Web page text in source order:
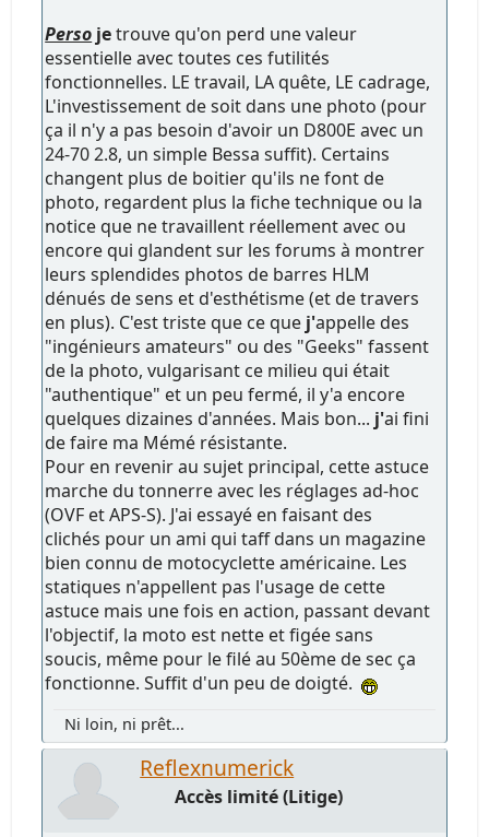
Perso jetrouve qu'on perd une valeur
essentielle avec toutes ces futilités
fonctionnelles. LE travail, LA quête, LE cadrage,
L'investissement de soit dans une photo (pour
ça il n'y a pas besoin d'avoir un D800E avec un
24-70 2.8, un simple Bessa suffit). Certains
changent plus de boitier qu'ils ne font de
photo, regardent plus la fiche technique ou la
notice que ne travaillent réellement avec ou
encore qui glandent sur les forums à montrer
leurs splendides photos de barres HLM
dénués de sens et d'esthétisme (et de travers
en plus). C'est triste que ce que j'appelle des
"ingénieurs amateurs" ou des "Geeks" fassent
de la photo, vulgarisant ce milieu qui était
"authentique" et un peu fermé, il y'a encore
quelques dizaines d'années. Mais bon... j'ai fini
de faire ma Mémé résistante.
Pour en revenir au sujet principal, cette astuce
marche du tonnerre avec les réglages ad-hoc
(OVF et APS-S). J'ai essayé en faisant des
clichés pour un ami qui taff dans un magazine
bien connu de motocyclette américaine. Les
statiques n'appellent pas l'usage de cette
astuce mais une fois en action, passant devant
l'objectif, la moto est nette et figée sans
soucis, même pour le filé au 50ème de sec ça
fonctionne. Suffit d'un peu de doigté.
Ni loin, ni prêt...
Reflexnumerick
Accès limité (Litige)